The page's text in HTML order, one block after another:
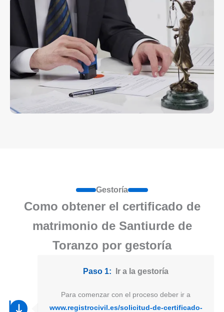
Gestoría
Como obtener el certificado de
matrimonio de Santiurde de
Toranzo por gestoría
Paso 1: Ir a la gestoría
Para comenzar con el proceso deber ir a
www.registrocivil.es/solicitud-de-certificado-